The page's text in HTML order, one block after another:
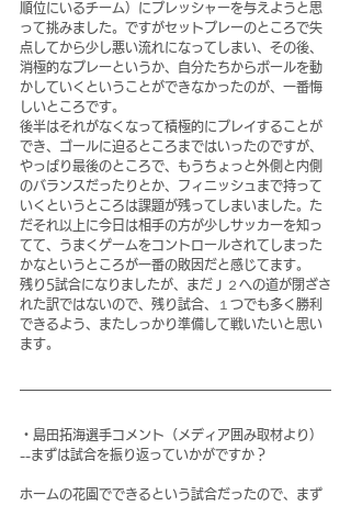
順位にいるチーム）にプレッシャーを与えようと思
って挑みました。ですがセットプレーのところで失
点してから少し悪い流れになってしまい、その後、
消極的なプレーというか、自分たちからボールを動
かしていくということができなかったのが、一番悔
しいところです。
後半はそれがなくなって積極的にプレイすることが
でき、ゴールに迫るところまではいったのですが、
やっぱり最後のところで、もうちょっと外側と内側
のバランスだったりとか、フィニッシュまで持って
いくというところは課題が残ってしまいました。た
だそれ以上に今日は相手の方が少しサッカーを知っ
てて、うまくゲームをコントロールされてしまった
かなというところが一番の敗因だと感じてます。
残り5試合になりましたが、まだＪ２への道が閉ざさ
れた訳ではないので、残り試合、１つでも多く勝利
できるよう、またしっかり準備して戦いたいと思い
ます。
・島田拓海選手コメント（メディア囲み取材より）
--まずは試合を振り返っていかがですか？
ホームの花園でできるという試合だったので、まず